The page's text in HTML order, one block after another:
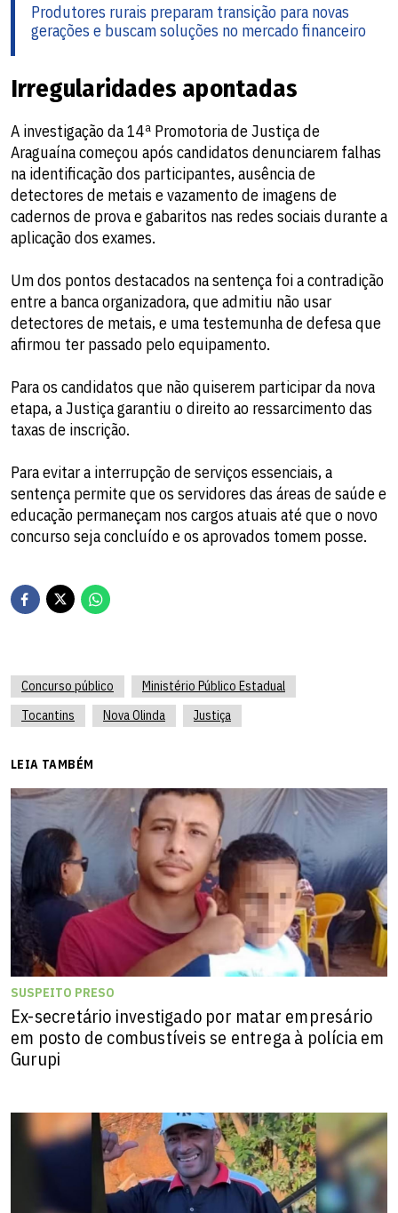
Produtores rurais preparam transição para novas
gerações e buscam soluções no mercado financeiro
Irregularidades apontadas
A investigação da 14ª Promotoria de Justiça de
Araguaína começou após candidatos denunciarem falhas
na identificação dos participantes, ausência de
detectores de metais e vazamento de imagens de
cadernos de prova e gabaritos nas redes sociais durante a
aplicação dos exames.
Um dos pontos destacados na sentença foi a contradição
entre a banca organizadora, que admitiu não usar
detectores de metais, e uma testemunha de defesa que
afirmou ter passado pelo equipamento.
Para os candidatos que não quiserem participar da nova
etapa, a Justiça garantiu o direito ao ressarcimento das
taxas de inscrição.
Para evitar a interrupção de serviços essenciais, a
sentença permite que os servidores das áreas de saúde e
educação permaneçam nos cargos atuais até que o novo
concurso seja concluído e os aprovados tomem posse.
Concurso público
Ministério Público Estadual
Tocantins
Nova Olinda Justiça
LEIA TAMBÉM
SUSPEITO PRESO
Ex-secretário investigado por matar empresário
em posto de combustíveis se entrega à polícia em
Gurupi